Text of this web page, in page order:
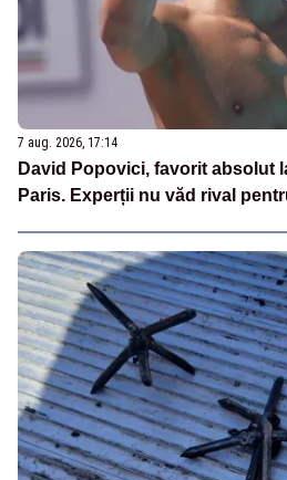
7 aug. 2026, 17:14
David Popovici, favorit absolut
Paris. Experții nu văd rival